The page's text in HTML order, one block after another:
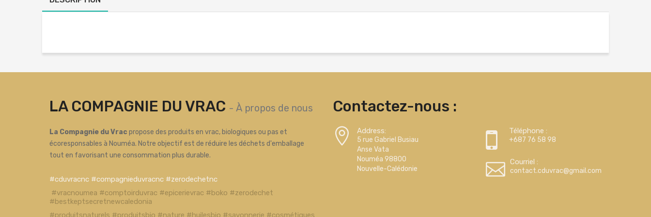
LA COMPAGNIE DU VRAC - À propos de nous
La Compagnie du Vrac propose des produits en vrac, biologiques ou pas et
écoresponsables à Nouméa. Notre objectif est de réduire les déchets d'emballage
tout en favorisant une consommation plus durable.
#cduvracnc #compagnieduvracnc #zerodechetnc
#vracnoumea #comptoirduvrac #epicerievrac #boko #zerodechet
#bestkeptsecretnewcaledonia
#produitsnaturels #produitsbio #nature #huilesbio #savonnerie #cosmétiques
Contactez-nous :
Address:
5 rue Gabriel Busiau
Anse Vata
Nouméa 98800
Nouvelle-Calédonie
Téléphone :
+687 76 58 98
Courriel :
contact.cduvrac@gmail.com